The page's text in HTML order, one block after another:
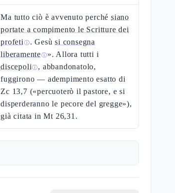
Ma tutto ciò è avvenuto perchésiano
portate a compimento le Scritture dei
profeti ⓘ. Gesùsi consegna
liberamenteⓘ». Allora tutti i
discepoli ⓘ, abbandonatolo,
fuggirono — adempimento esatto di
Zc 13,7 («percuoterò il pastore, e si
disperderanno le pecore del gregge»),
già citata in Mt 26,31.